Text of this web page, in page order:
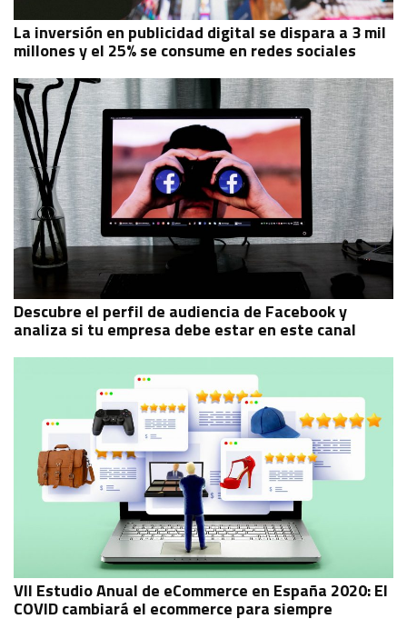
La inversión en publicidad digital se dispara a 3 mil
millones y el 25% se consume en redes sociales
Descubre el perfil de audiencia de Facebook y
analiza si tu empresa debe estar en este canal
VII Estudio Anual de eCommerce en España 2020: El
COVID cambiará el ecommerce para siempre